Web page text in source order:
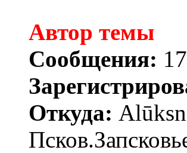
Автор темы
Сообщения:
Откуда: